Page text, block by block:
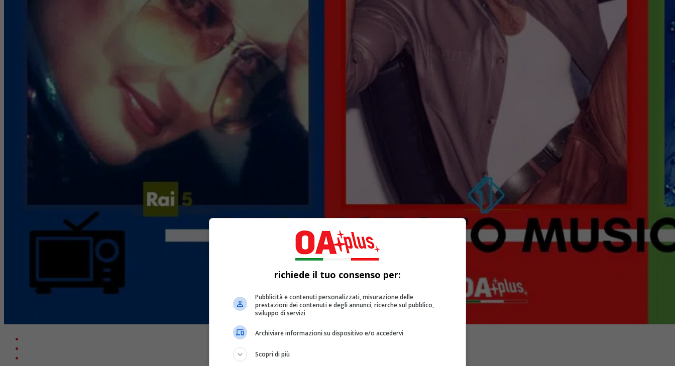
richiede il tuo consenso per:
Pubblicità e contenuti personalizzati, misurazione delle
prestazioni dei contenuti e degli annunci, ricerche sul pubblico,
sviluppo di servizi
Archiviare informazioni su dispositivo e/o accedervi
Scopri di più